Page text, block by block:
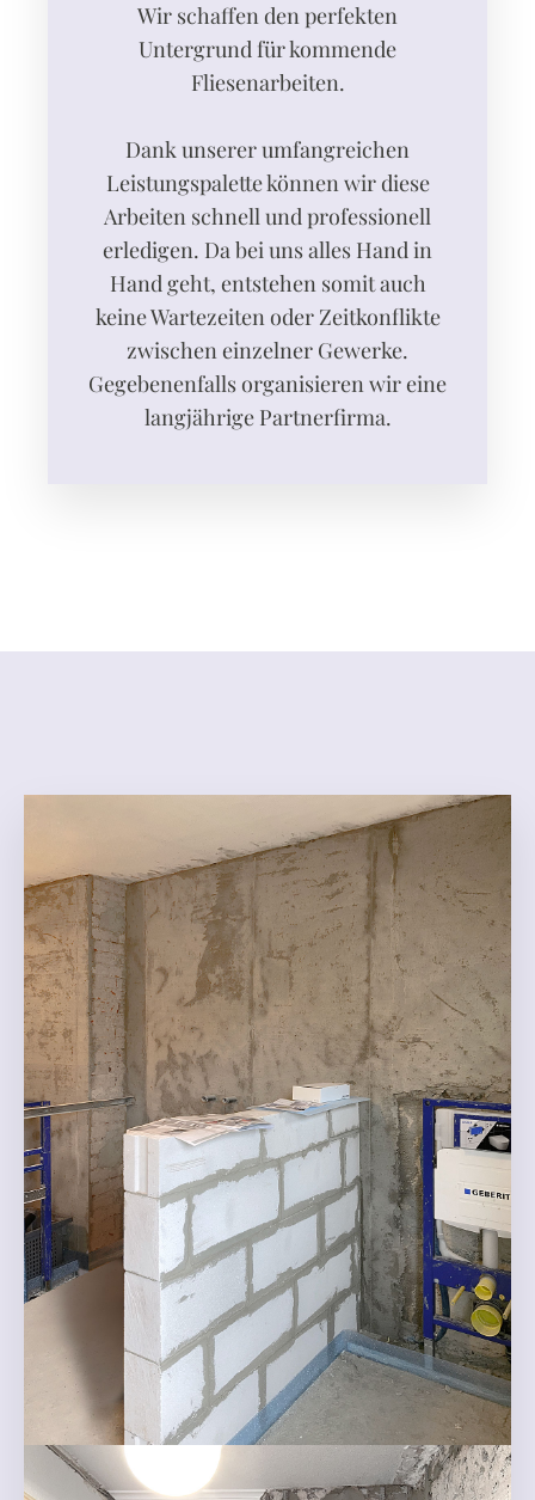
Wir schaffen den perfekten
Untergrund für kommende
Fliesenarbeiten.
Dank unserer umfangreichen
Leistungspalette können wir diese
Arbeiten schnell und professionell
erledigen. Da bei uns alles Hand in
Hand geht, entstehen somit auch
keine Wartezeiten oder Zeitkonflikte
zwischen einzelner Gewerke.
Gegebenenfalls organisieren wir eine
langjährige Partnerfirma.